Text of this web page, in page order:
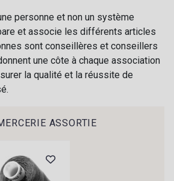
personne et non un système
et associe les différents articles
sont conseillères et conseillers
une côte à chaque association
la qualité et la réussite de
ASSORTIE
couture rime avec détente ?
les beaux tissus ?
semaine un clin d’œil rempli de
et de promotions.
à la newsletter